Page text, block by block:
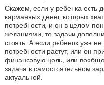
Скажем, если у ребенка есть
карманных денег, которых
потребности, и он в целом
желаниями, то задачи
стоять. А если ребенок уже
потребности растут, или он
финансовую цель, или
задача в самостоятельном
актуальной.